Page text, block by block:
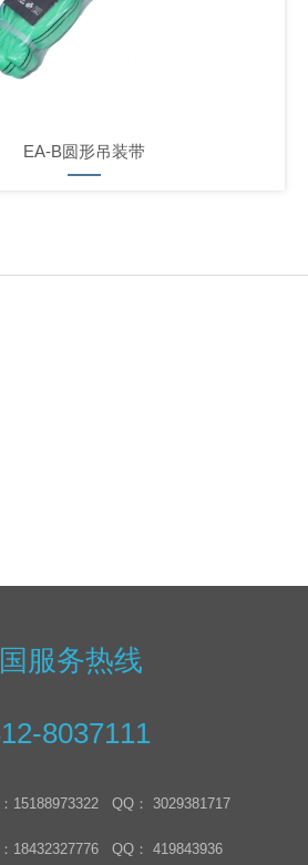
EA-B圆形吊装带
服务热线
8037111
15188973322 QQ： 3029381717
18432327776 QQ： 419843936